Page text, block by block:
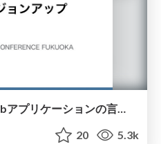
20 5.3k